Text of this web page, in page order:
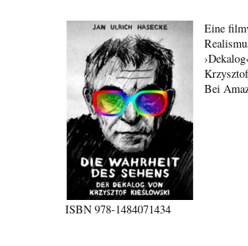
ISBN978-1484071434
Eine
Bei